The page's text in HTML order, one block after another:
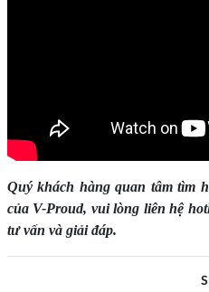
Quý khách hàng quan tâm tìm
của V-Proud, vui lòng liên hệ
tư vấn và giải đáp.